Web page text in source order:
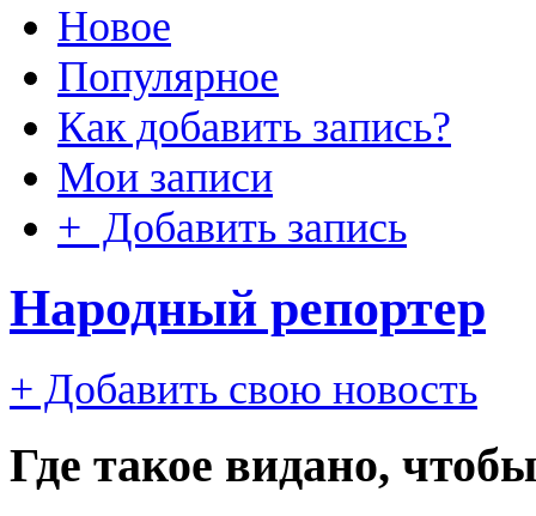
Новое
Популярное
Как добавить запись?
Мои записи
+ Добавить запись
Народный репортер
+ Добавить свою новость
Где такое видано,